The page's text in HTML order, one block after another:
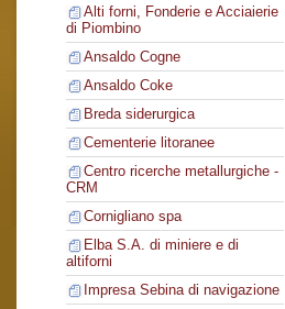
Alti forni, Fonderie e Acciaierie
di Piombino
Ansaldo Cogne
Ansaldo Coke
Breda siderurgica
Cementerie litoranee
Centro ricerche metallurgiche -
CRM
Cornigliano spa
Elba S.A. di miniere e di
altiforni
Impresa Sebina di navigazione